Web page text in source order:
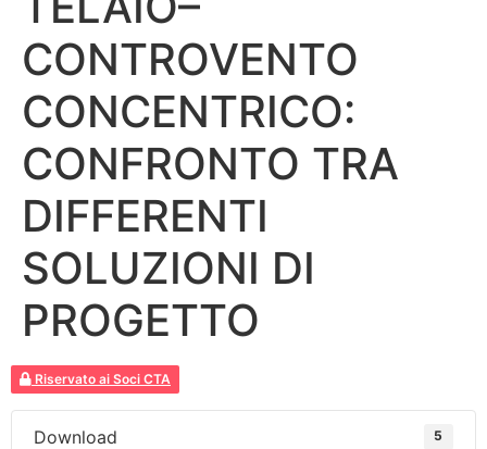
CONTROVENTO
CONCENTRICO:
CONFRONTO TRA
DIFFERENTI
SOLUZIONI DI
PROGETTO
Riservato ai Soci CTA
Download 5